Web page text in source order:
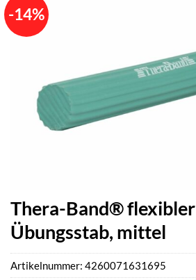
-14%
Thera-Band® flexibler
Übungsstab, mittel
Artikelnummer: 4260071631695